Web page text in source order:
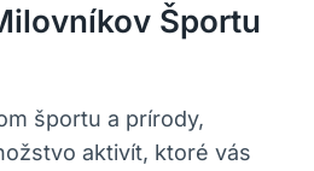
Športu
športu a prírody,
aktivít, ktoré vás